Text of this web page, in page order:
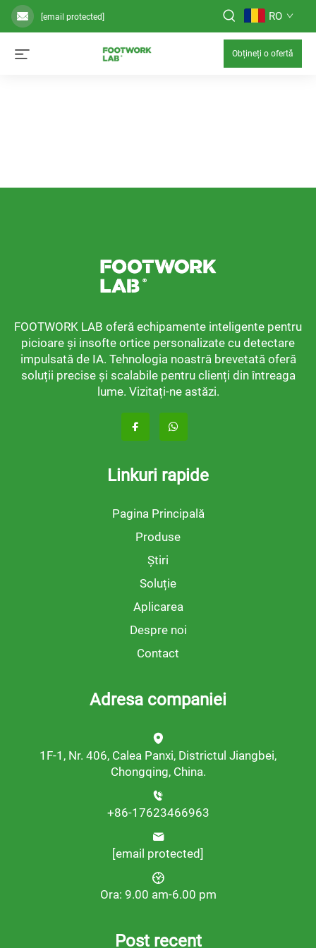
[email protected] RO
Obțineți o ofertă
FOOTWORK LAB oferă echipamente inteligente pentru
picioare și insofte ortice personalizate cu detectare
impulsată de IA. Tehnologia noastră brevetată oferă
soluții precise și scalabile pentru clienți din întreaga
lume. Vizitați-ne astăzi.
Linkuri rapide
Pagina Principală
Produse
Știri
Soluție
Aplicarea
Despre noi
Contact
Adresa companiei
1F-1, Nr. 406, Calea Panxi, Districtul Jiangbei,
Chongqing, China.
+86-17623466963
[email protected]
Ora: 9.00 am-6.00 pm
Post recent